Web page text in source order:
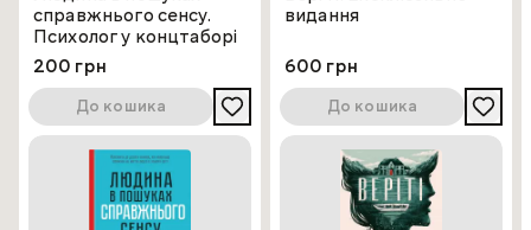
справжнього сенсу.
Психолог у концтаборі
200 грн
До кошика
видання
600 грн
До кошика